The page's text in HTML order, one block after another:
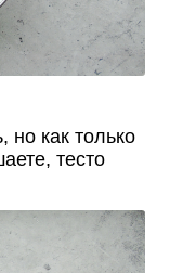
но как только
тесто